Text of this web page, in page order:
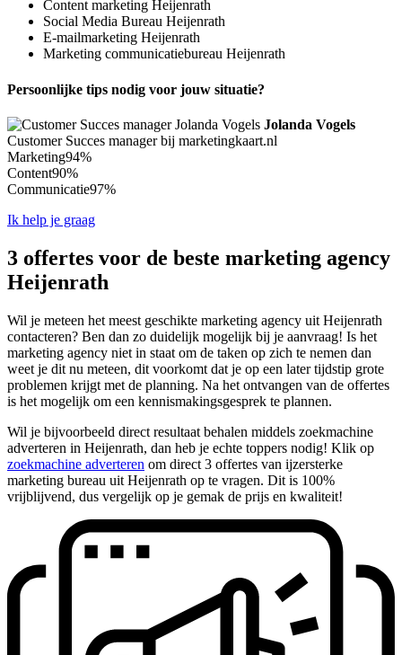
Content marketing Heijenrath
Social Media Bureau Heijenrath
E-mailmarketing Heijenrath
Marketing communicatiebureau Heijenrath
Persoonlijke tips nodig voor jouw situatie?
Jolanda Vogels
Customer Succes manager bij marketingkaart.nl
Marketing94%
Content90%
Communicatie97%
Ik help je graag
3 offertes voor de beste marketing agency
Heijenrath
Wil je meteen het meest geschikte marketing agency uit Heijenrath
contacteren? Ben dan zo duidelijk mogelijk bij je aanvraag! Is het
marketing agency niet in staat om de taken op zich te nemen dan
weet je dit nu meteen, dit voorkomt dat je op een later tijdstip grote
problemen krijgt met de planning. Na het ontvangen van de offertes
is het mogelijk om een kennismakingsgesprek te plannen.
Wil je bijvoorbeeld direct resultaat behalen middels zoekmachine
adverteren in Heijenrath, dan heb je echte toppers nodig! Klik op
zoekmachine adverteren om direct 3 offertes van ijzersterke
marketing bureau uit Heijenrath op te vragen. Dit is 100%
vrijblijvend, dus vergelijk op je gemak de prijs en kwaliteit!